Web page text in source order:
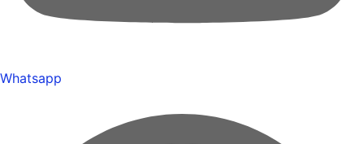
Whatsapp